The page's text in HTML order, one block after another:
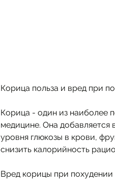
Корица польза и вред при
Корица - один из наиболее
медицине. Она добавляется
уровня глюкозы в крови,
снизить калорийность
Вред корицы при похудении